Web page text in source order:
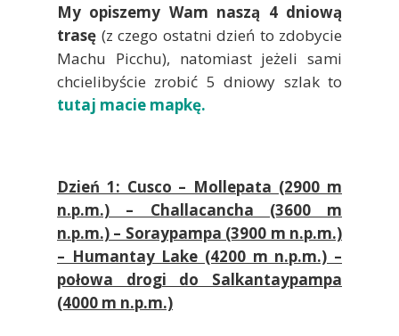
My opiszemy Wam naszą 4 dniową
trasę (z czego ostatni dzień to zdobycie
Machu Picchu), natomiast jeżeli sami
chcielibyście zrobić 5 dniowy szlak to
tutaj macie mapkę.
Dzień 1: Cusco – Mollepata (2900 m
n.p.m.) – Challacancha (3600 m
n.p.m.) – Soraypampa (3900 m n.p.m.)
– Humantay Lake (4200 m n.p.m.) –
połowa drogi do Salkantaypampa
(4000 m n.p.m.)